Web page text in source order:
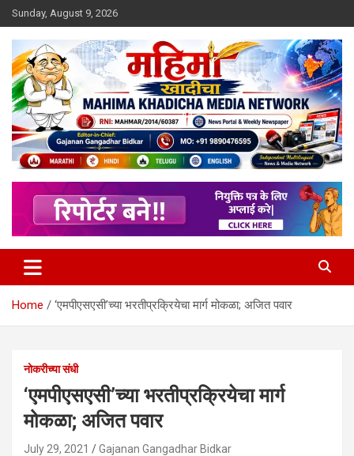
Skip
to
content
Sunday, August 9, 2026
Mahimakhadicha
Home ‘एमपीएसएसी’च्या भरतीप्रक्रियेचा मार्ग मोकळा; अजित पवार
नोकरीच्या संधी
‘एमपीएसएसी’च्या भरतीप्रक्रियेचा मार्ग
मोकळा; अजित पवार
July 29, 2021 Gajanan Gangadhar Bidkar